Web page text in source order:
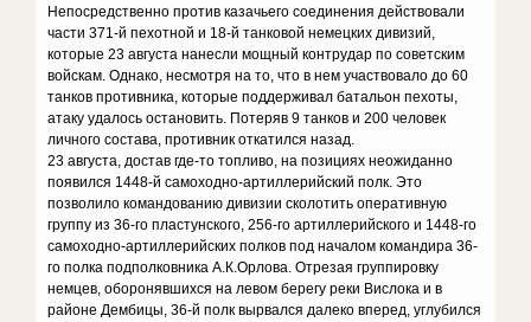
Непосредственно против казачьего соединения действовали
части 371-й пехотной и 18-й танковой немецких дивизий,
которые 23 августа нанесли мощный контрудар по советским
войскам. Однако, несмотря на то, что в нем участвовало до 60
танков противника, которые поддерживал батальон пехоты,
атаку удалось остановить. Потеряв 9 танков и 200 человек
личного состава, противник откатился назад.
23 августа, достав где-то топливо, на позициях неожиданно
появился 1448-й самоходно-артиллерийский полк. Это
позволило командованию дивизии сколотить оперативную
группу из 36-го пластунского, 256-го артиллерийского и 1448-го
самоходно-артиллерийских полков под началом командира 36-
го полка подполковника А.К.Орлова. Отрезая группировку
немцев, оборонявшихся на левом берегу реки Вислока и в
районе Дембицы, 36-й полк вырвался далеко вперед, углубился